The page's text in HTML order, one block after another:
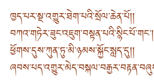
ཁྱད་པར་སྔ་འགྱུར་ཐེག་པའི་སྲོལ་ཆེན་པོ། །
བཀའ་གཏེར་ཟུང་འཇུག་བསྟན་པའི་སྙིང་པོ་གང།
ཕྱོགས་དུས་ཀུན་ཏུ་མི་ཉམས་སྐྱོང་སླད་དུ། །